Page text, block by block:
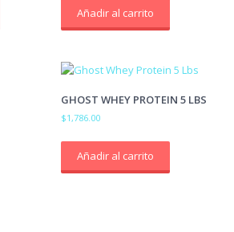
Añadir al carrito
GHOST WHEY PROTEIN 5 LBS
$1,786.00
Añadir al carrito